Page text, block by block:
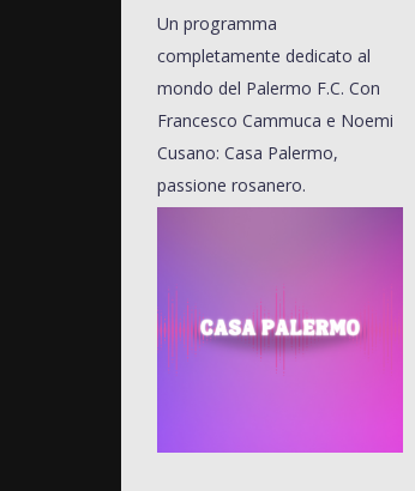
Un programma
completamente dedicato al
mondo del Palermo F.C. Con
Francesco Cammuca e Noemi
Cusano: Casa Palermo,
passione rosanero.